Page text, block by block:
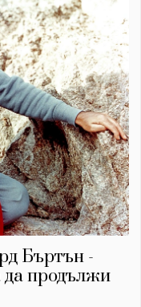
Бъртън -
да продължи